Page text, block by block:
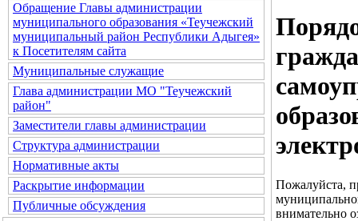
Обращение Главы администрации
муниципального образования «Теучежский
муниципальный район Республики Адыгея»
к Посетителям сайта
Муниципальные служащие
Глава администрации МО "Теучежский
район"
Заместители главы администрации
Структура администрации
Нормативные акты
Раскрытие информации
Публичные обсуждения
Пожалуйста,
внимательно